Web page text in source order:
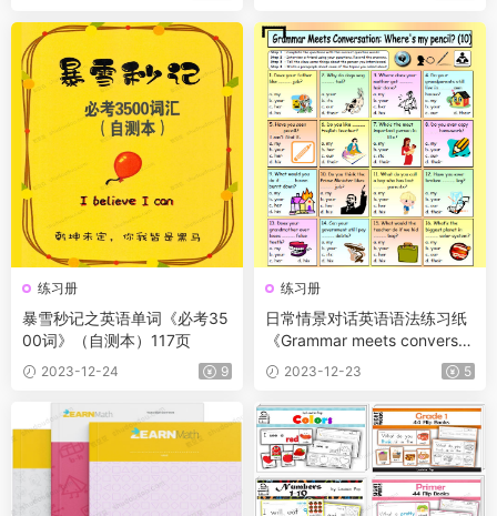
练习册
暴雪秒记之英语单词《必考35
00词》（自测本）117页
2023-12-24 9
练习册
日常情景对话英语语法练习纸
《Grammar meets conversat
ion》12套+答案
2023-12-23 5